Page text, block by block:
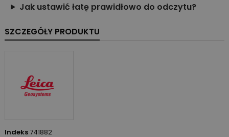
Jak ustawić łatę prawidłowo do odczytu?
SZCZEGÓŁY PRODUKTU
Indeks 741882